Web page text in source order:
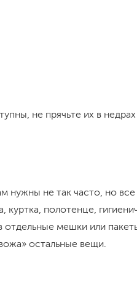
не прячьте их в
нужны не так часто, но
куртка, полотенце,
отдельные мешки или
остальные вещи.